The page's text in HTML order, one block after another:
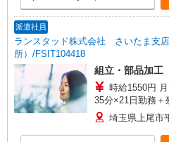
派遣社員
ランスタッド株式会社 さいたま支
所）/FSIT104418
組立・部品加工
時給1550円
35分×21日勤務＋
支給 ※交通費実
埼玉県上尾市